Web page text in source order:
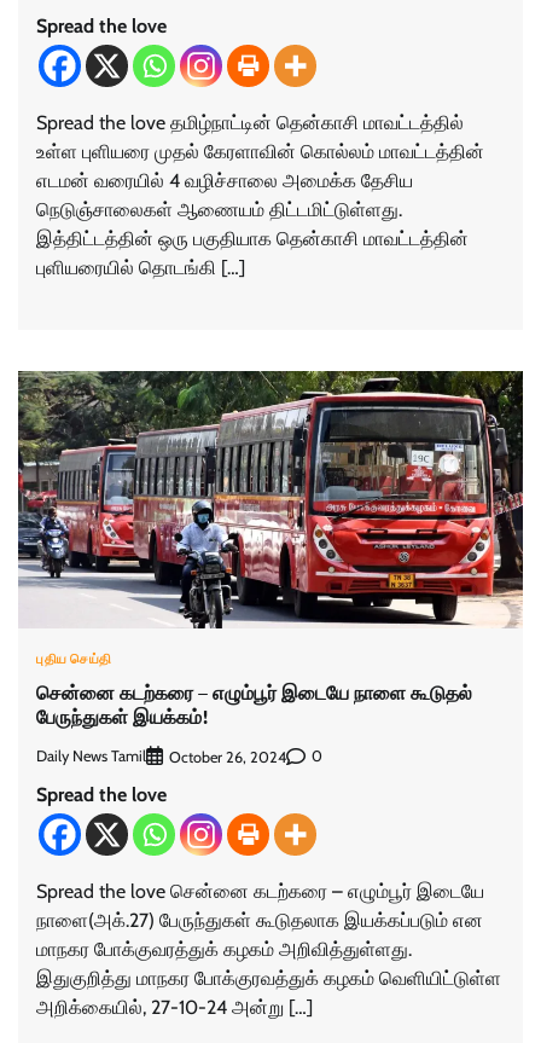
Spread the love
Spread the love தமிழ்நாட்டின் தென்காசி மாவட்டத்தில்
உள்ள புளியரை முதல் கேரளாவின் கொல்லம் மாவட்டத்தின்
எடமன் வரையில் 4 வழிச்சாலை அமைக்க தேசிய
நெடுஞ்சாலைகள் ஆணையம் திட்டமிட்டுள்ளது.
இத்திட்டத்தின் ஒரு பகுதியாக தென்காசி மாவட்டத்தின்
புளியரையில் தொடங்கி […]
புதிய செய்தி
சென்னை கடற்கரை – எழும்பூர் இடையே நாளை கூடுதல்
பேருந்துகள் இயக்கம்!
Daily News Tamil October 26, 2024 0
Spread the love
Spread the love சென்னை கடற்கரை – எழும்பூர் இடையே
நாளை(அக்.27) பேருந்துகள் கூடுதலாக இயக்கப்படும் என
மாநகர போக்குவரத்துக் கழகம் அறிவித்துள்ளது.
இதுகுறித்து மாநகர போக்குரவத்துக் கழகம் வெளியிட்டுள்ள
அறிக்கையில், 27-10-24 அன்று […]